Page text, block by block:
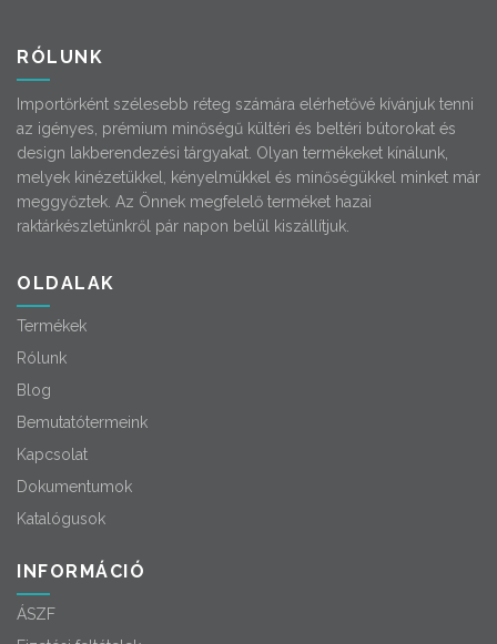
RÓLUNK
Importőrként szélesebb réteg számára elérhetővé kívánjuk tenni
az igényes, prémium minőségű kültéri és beltéri bútorokat és
design lakberendezési tárgyakat. Olyan termékeket kínálunk,
melyek kinézetükkel, kényelmükkel és minőségükkel minket már
meggyőztek. Az Önnek megfelelő terméket hazai
raktárkészletünkről pár napon belül kiszállítjuk.
OLDALAK
Termékek
Rólunk
Blog
Bemutatótermeink
Kapcsolat
Dokumentumok
Katalógusok
INFORMÁCIÓ
ÁSZF